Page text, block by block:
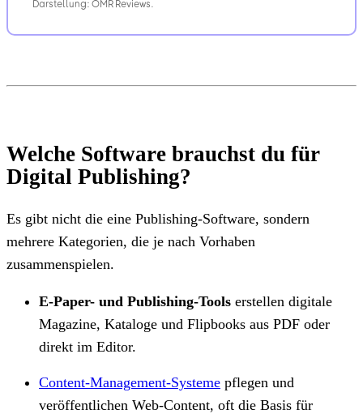
Darstellung: OMR Reviews.
Welche Software brauchst du für
Digital Publishing?
Es gibt nicht die eine Publishing-Software, sondern
mehrere Kategorien, die je nach Vorhaben
zusammenspielen.
E-Paper- und Publishing-Tools erstellen digitale
Magazine, Kataloge und Flipbooks aus PDF oder
direkt im Editor.
Content-Management-Systeme pflegen und
veröffentlichen Web-Content, oft die Basis für